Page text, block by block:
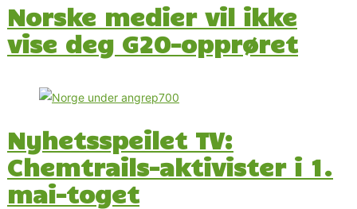
Norske medier vil ikke
vise deg G20-opprøret
Nyhetsspeilet TV:
Chemtrails-aktivister i 1.
mai-toget